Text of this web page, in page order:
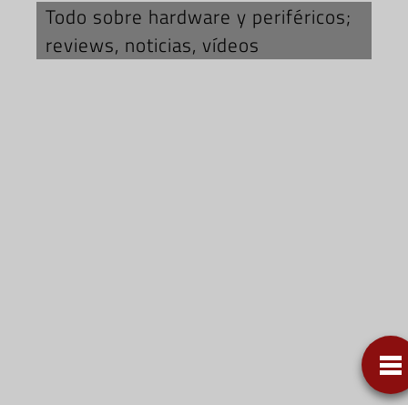
Todo sobre hardware y periféricos;
reviews, noticias, vídeos